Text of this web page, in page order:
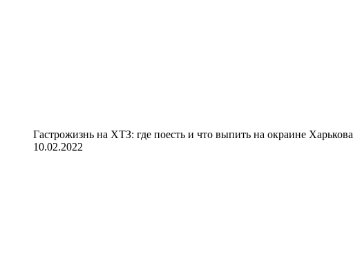
Гастрожизнь на ХТЗ: где поесть и что выпить на окраине Харькова
10.02.2022